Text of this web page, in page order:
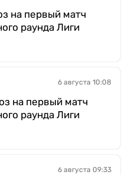
на первый матч
раунда Лиги
6 августа 10:08
на первый матч
раунда Лиги
6 августа 09:33